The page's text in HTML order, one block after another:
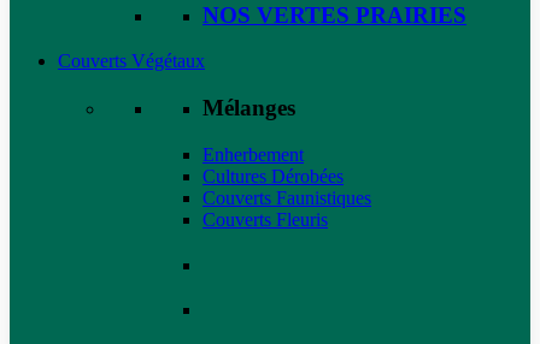
NOS VERTES PRAIRIES
Couverts Végétaux
Mélanges
Enherbement
Cultures Dérobées
Couverts Faunistiques
Couverts Fleuris